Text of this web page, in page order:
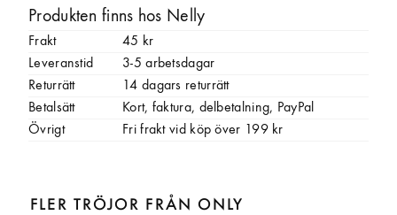
Produkten finns hos Nelly
Frakt
45 kr
Leveranstid
3-5 arbetsdagar
Returrätt
14 dagars returrätt
Betalsätt
Kort, faktura, delbetalning, PayPal
Övrigt
Fri frakt vid köp över 199 kr
FLER TRÖJOR FRÅN ONLY